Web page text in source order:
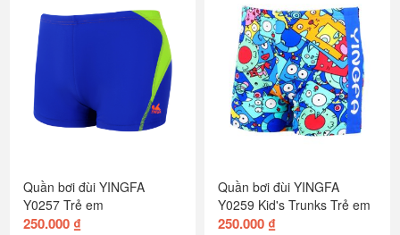
Quần bơi đùi YINGFA
Y0257 Trẻ em
250.000 ₫
Quần bơi đùi YINGFA
Y0259 Kid's Trunks Trẻ em
250.000 ₫